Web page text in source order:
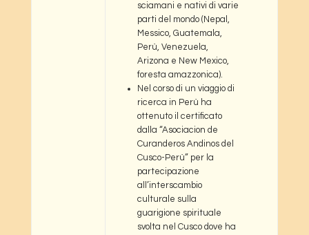
sciamani e nativi di varie
parti del mondo (Nepal,
Messico, Guatemala,
Perù, Venezuela,
Arizona e New Mexico,
foresta amazzonica).
Nel corso di un viaggio di
ricerca in Perù ha
ottenuto il certificato
dalla “Asociacion de
Curanderos Andinos del
Cusco-Perù” per la
partecipazione
all’interscambio
culturale sulla
guarigione spirituale
svolta nel Cusco dove ha